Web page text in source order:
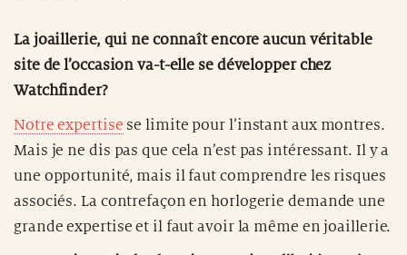
La joaillerie, qui ne connaît encore aucun véritable
site de l’occasion va-t-elle se développer chez
Watchfinder?
Notre expertise se limite pour l’instant aux montres.
Mais je ne dis pas que cela n’est pas intéressant. Il y a
une opportunité, mais il faut comprendre les risques
associés. La contrefaçon en horlogerie demande une
grande expertise et il faut avoir la même en joaillerie.